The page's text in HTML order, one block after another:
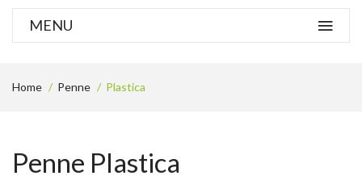
MENU
Home Penne Plastica
Penne Plastica